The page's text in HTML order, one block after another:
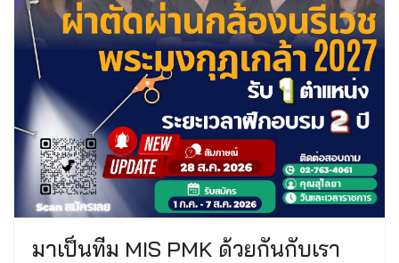
มาเป็นทีม MIS PMK ด้วยกันกับเรา